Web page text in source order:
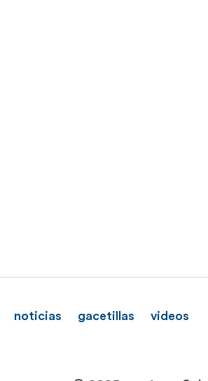
noticias gacetillas videos